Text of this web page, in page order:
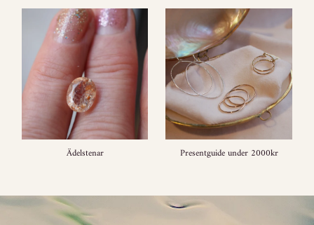
Ädelstenar Presentguide under 2000kr